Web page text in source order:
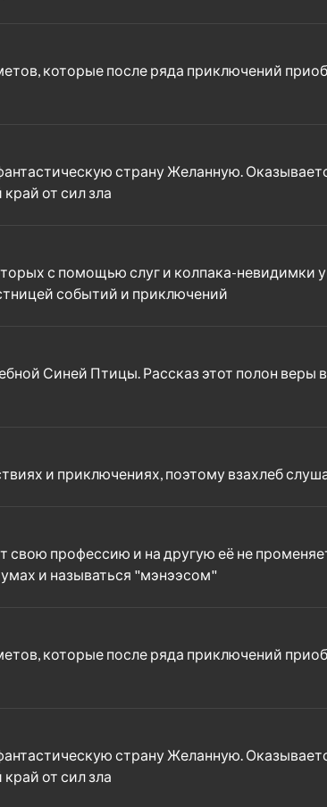
которые после ряда приключений
страну Желанную.
от сил зла
с помощью слуг и колпака-невидимки
событий и приключений
Синей Птицы. Рассказ этот полон веры
и приключениях, поэтому взахлеб
профессию и на другую её не
и называться "мэнээсом"
которые после ряда приключений
страну Желанную.
от сил зла